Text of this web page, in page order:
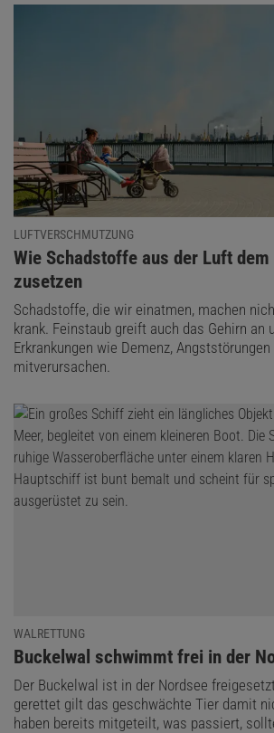
LUFTVERSCHMUTZUNG
:
Wie Schadstoffe aus der Luft dem
zusetzen
Schadstoffe, die wir einatmen, machen
krank. Feinstaub greift auch das Gehirn an
Erkrankungen wie Demenz,
mitverursachen.
WALRETTUNG
:
Buckelwal schwimmt frei in der
Der Buckelwal ist in der Nordsee
gerettet gilt das geschwächte Tier damit
haben bereits mitgeteilt, was passiert,